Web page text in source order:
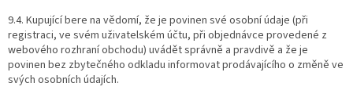
9.4. Kupující bere na vědomí, že je povinen své osobní údaje (při
registraci, ve svém uživatelském účtu, při objednávce provedené z
webového rozhraní obchodu) uvádět správně a pravdivě a že je
povinen bez zbytečného odkladu informovat prodávajícího o změně ve
svých osobních údajích.